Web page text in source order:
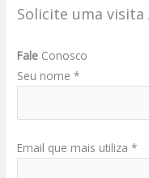
Solicite uma visita
Fale Conosco
Seu nome *
Email que mais utiliza *